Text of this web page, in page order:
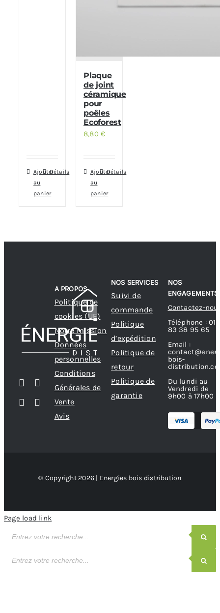
Ajouter
au
panier
Détails
Plaque
de joint
céramique
pour
poêles
Ecoforest
8,80€
Ajouter
au
panier
Détails
A PROPOS
Politique de
cookies (UE)
Notre mission
Données
personnelles
Conditions
Générales de
Vente
Avis
NOS SERVICES
Suivi de
commande
Politique
d’expédition
Politique de
retour
Politique de
garantie
NOS
ENGAGEMENTS
Contactez-
Téléphone : 01
83 38 95 65
Email :
bois-
Du lundi au
Vendredi de
9h00 à 17h00
© Copyright 2026 | Energies bois distribution
Page load link
de
de